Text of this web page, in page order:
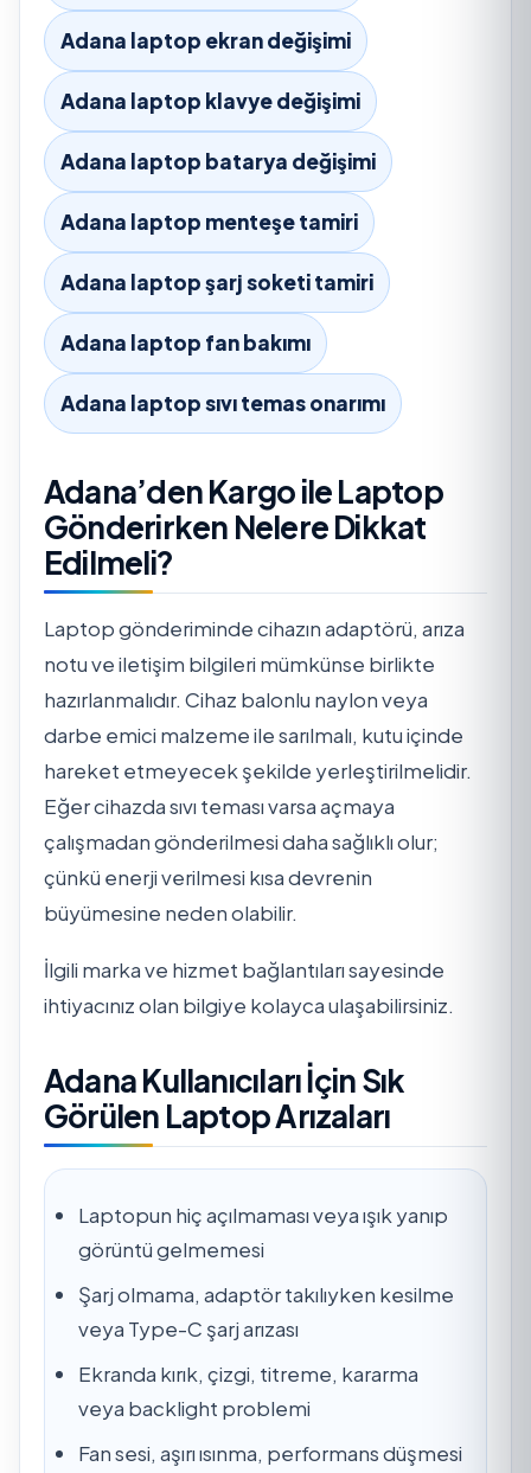
Adana laptop ekran değişimi
Adana laptop klavye değişimi
Adana laptop batarya değişimi
Adana laptop menteşe tamiri
Adana laptop şarj soketi tamiri
Adana laptop fan bakımı
Adana laptop sıvı temas onarımı
Adana’den Kargo ile Laptop
Gönderirken Nelere Dikkat
Edilmeli?
Laptop gönderiminde cihazın adaptörü, arıza
notu ve iletişim bilgileri mümkünse birlikte
hazırlanmalıdır. Cihaz balonlu naylon veya
darbe emici malzeme ile sarılmalı, kutu içinde
hareket etmeyecek şekilde yerleştirilmelidir.
Eğer cihazda sıvı teması varsa açmaya
çalışmadan gönderilmesi daha sağlıklı olur;
çünkü enerji verilmesi kısa devrenin
büyümesine neden olabilir.
İlgili marka ve hizmet bağlantıları sayesinde
ihtiyacınız olan bilgiye kolayca ulaşabilirsiniz.
Adana Kullanıcıları İçin Sık
Görülen Laptop Arızaları
Laptopun hiç açılmaması veya ışık yanıp
görüntü gelmemesi
Şarj olmama, adaptör takılıyken kesilme
veya Type-C şarj arızası
Ekranda kırık, çizgi, titreme, kararma
veya backlight problemi
Fan sesi, aşırı ısınma, performans düşmesi